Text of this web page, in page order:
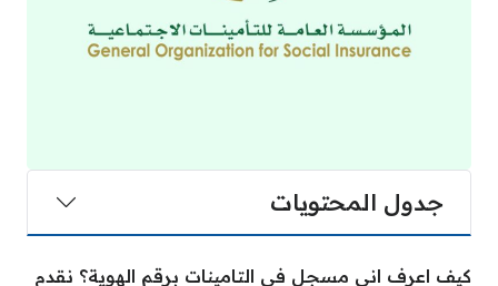
جدول المحتويات
كيف اعرف اني مسجل في التامينات برقم الهوية؟ نقدم